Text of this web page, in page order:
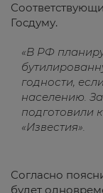
Госдуму.
«В РФ
годности,
населению.
подготовили
«Известия».
Согласно
будет